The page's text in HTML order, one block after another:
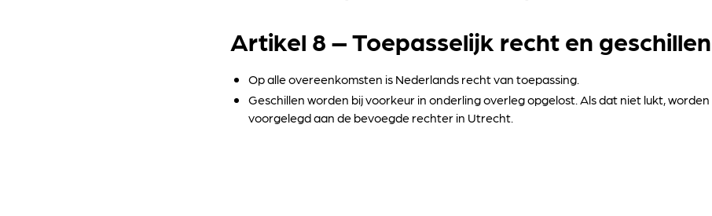
Artikel 8 – Toepasselijk recht en geschillen
Op alle overeenkomsten is Nederlands recht van toepassing.
Geschillen worden bij voorkeur in onderling overleg opgelost. Als dat niet lukt,
voorgelegd aan de bevoegde rechter in Utrecht.